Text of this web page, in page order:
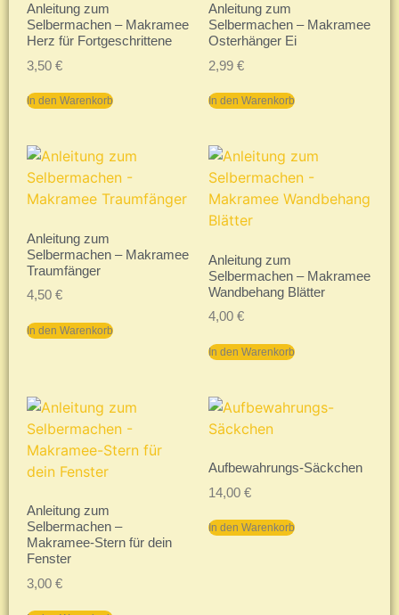
Anleitung zum
Selbermachen – Makramee
Herz für Fortgeschrittene
3,50 €
In den Warenkorb
Anleitung zum
Selbermachen – Makramee
Osterhänger Ei
2,99 €
In den Warenkorb
Anleitung zum
Selbermachen – Makramee
Traumfänger
4,50 €
In den Warenkorb
Anleitung zum
Selbermachen – Makramee
Wandbehang Blätter
4,00 €
In den Warenkorb
Anleitung zum
Selbermachen –
Makramee-Stern für dein
Fenster
3,00 €
Aufbewahrungs-Säckchen
14,00 €
In den Warenkorb